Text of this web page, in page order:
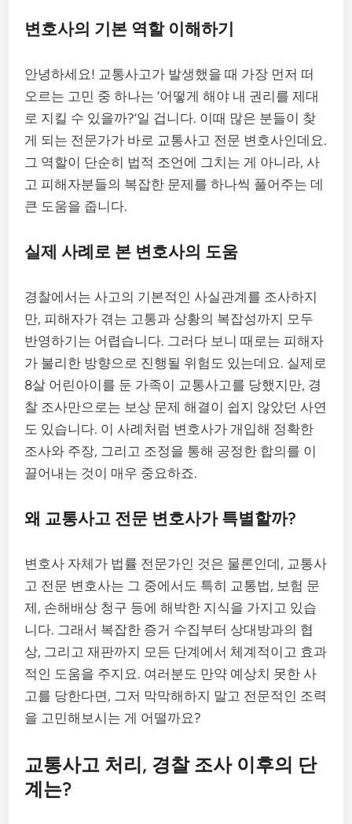
변호사의 기본 역할 이해하기
안녕하세요! 교통사고가 발생했을 때 가장 먼저 떠
오르는 고민 중 하나는 ‘어떻게 해야 내 권리를 제대
로 지킬 수 있을까?’일 겁니다. 이때 많은 분들이 찾
게 되는 전문가가 바로 교통사고 전문 변호사인데요.
그 역할이 단순히 법적 조언에 그치는 게 아니라, 사
고 피해자분들의 복잡한 문제를 하나씩 풀어주는 데
큰 도움을 줍니다.
실제 사례로 본 변호사의 도움
경찰에서는 사고의 기본적인 사실관계를 조사하지
만, 피해자가 겪는 고통과 상황의 복잡성까지 모두
반영하기는 어렵습니다. 그러다 보니 때로는 피해자
가 불리한 방향으로 진행될 위험도 있는데요. 실제로
8살 어린아이를 둔 가족이 교통사고를 당했지만, 경
찰 조사만으로는 보상 문제 해결이 쉽지 않았던 사연
도 있습니다. 이 사례처럼 변호사가 개입해 정확한
조사와 주장, 그리고 조정을 통해 공정한 합의를 이
끌어내는 것이 매우 중요하죠.
왜 교통사고 전문 변호사가 특별할까?
변호사 자체가 법률 전문가인 것은 물론인데, 교통사
고 전문 변호사는 그 중에서도 특히 교통법, 보험 문
제, 손해배상 청구 등에 해박한 지식을 가지고 있습
니다. 그래서 복잡한 증거 수집부터 상대방과의 협
상, 그리고 재판까지 모든 단계에서 체계적이고 효과
적인 도움을 주지요. 여러분도 만약 예상치 못한 사
고를 당한다면, 그저 막막해하지 말고 전문적인 조력
을 고민해보시는 게 어떨까요?
교통사고 처리, 경찰 조사 이후의 단
계는?